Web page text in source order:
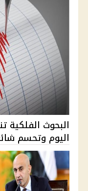
البحوث
اليوم وتحسم